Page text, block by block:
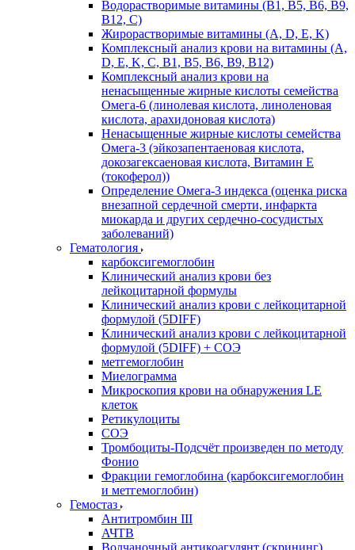
Водорастворимые витамины (B1, B5, B6, В9,
В12, С)
Жирорастворимые витамины (A, D, E, K)
Комплексный анализ крови на витамины (A,
D, E, K, C, B1, B5, B6, В9, B12)
Комплексный анализ крови на
ненасыщенные жирные кислоты семейства
Омега-6 (линолевая кислота, линоленовая
кислота, арахидоновая кислота)
Ненасыщенные жирные кислоты семейства
Омега-3 (эйкозапентаеновая кислота,
докозагексаеновая кислота, Витамин E
(токоферол))
Определение Омега-3 индекса (оценка риска
внезапной сердечной смерти, инфаркта
миокарда и других сердечно-сосудистых
заболеваний)
Гематология
карбоксигемоглобин
Клинический анализ крови без
лейкоцитарной формулы
Клинический анализ крови с лейкоцитарной
формулой (5DIFF)
Клинический анализ крови с лейкоцитарной
формулой (5DIFF) + СОЭ
метгемоглобин
Миелограмма
Микроскопия крови на обнаружения LE
клеток
Ретикулоциты
СОЭ
Тромбоциты-Подсчёт произведен по методу
Фонио
Фракции гемоглобина (карбоксигемоглобин
и метгемоглобин)
Гемостаз
Антитромбин III
АЧТВ
Волчаночный антикоагулянт (скрининг)